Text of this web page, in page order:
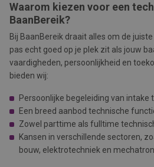
Waarom kiezen voor een
BaanBereik?
Bij BaanBereik draait alles om de
pas echt goed op je plek zit als jouw
vaardigheden, persoonlijkheid en
bieden wij:
Persoonlijke begeleiding van intake
Een breed aanbod technische
Zowel parttime als fulltime
Kansen in verschillende sectoren,
bouw, elektrotechniek en